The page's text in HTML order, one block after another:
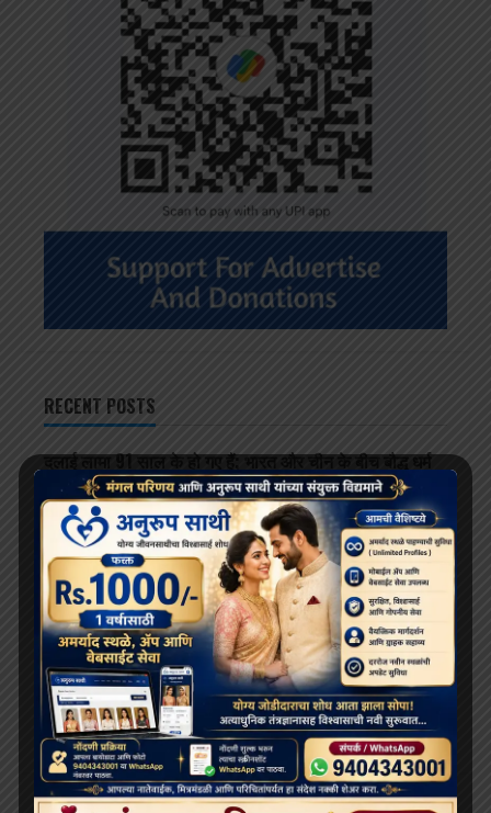
RECENT POSTS
दलाई लामा 91 साल के हो गए हैं; भारत और चीन के बीच बौद्ध धर्म
के भविष्य को लेकर खींचतान चल रही है
भव्य बौद्ध धम्म जुलूस बोमडिला में प्रवेश करता है
‘विकसित भारत 2047’ के लिए बौद्ध मूल्य और आधुनिक विज्ञान
अहम: हिमाचल के राज्यपाल
थाईलैंड के महामहिम राजा ने सड़क दुर्घटना में घायल भिक्षुओं की
देखभाल की जिम्मेदारी ली, शाही संरक्षण में होगा उपचार
दलाई लामा लद्दाख लौटे, भारत के हिमालयी बौद्ध संबंधों को और
मज़बूत किया